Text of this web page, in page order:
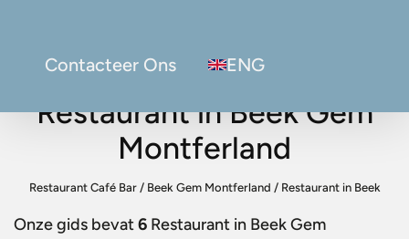
Contacteer Ons ENG
Restaurant in Beek Gem
Montferland
Restaurant Café Bar/ Beek Gem Montferland / Restaurant in Beek
Onze gids bevat6 Restaurant in Beek Gem